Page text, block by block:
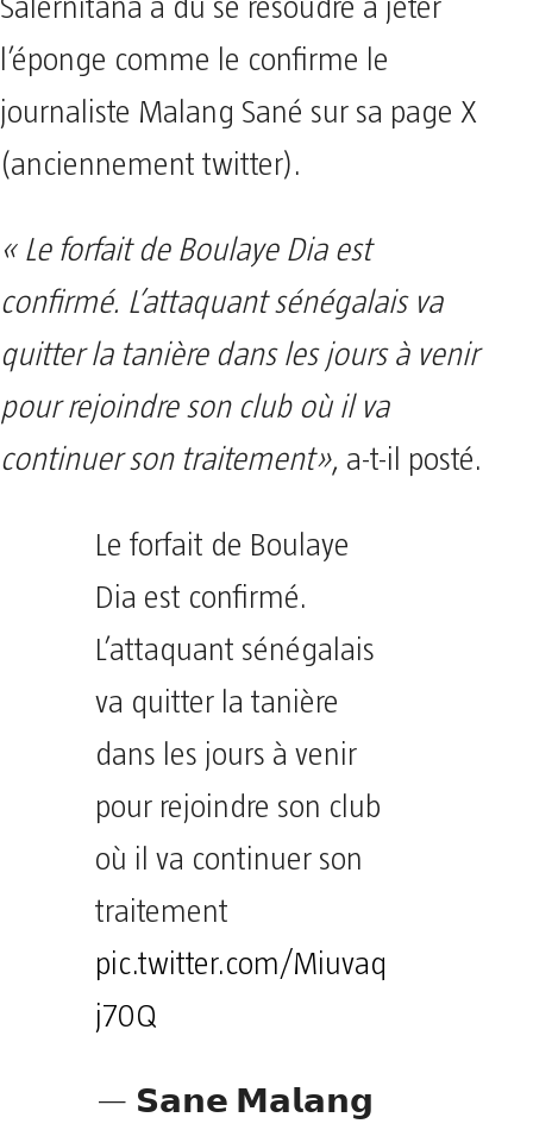
Salernitana a dû se résoudre à jeter
l’éponge comme le confirme le
journaliste Malang Sané sur sa page X
(anciennement twitter).
« Le forfait de Boulaye Dia est
confirmé. L’attaquant sénégalais va
quitter la tanière dans les jours à venir
pour rejoindre son club où il va
continuer son traitement», a-t-il posté.
Le forfait de Boulaye
Dia est confirmé.
L’attaquant sénégalais
va quitter la tanière
dans les jours à venir
pour rejoindre son club
où il va continuer son
traitement
pic.twitter.com/Miuvaq
j70Q
— 𝗦𝗮𝗻𝗲 𝗠𝗮𝗹𝗮𝗻𝗴